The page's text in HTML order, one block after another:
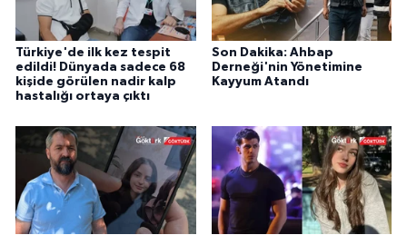
Türkiye'de ilk kez tespit
edildi! Dünyada sadece 68
kişide görülen nadir kalp
hastalığı ortaya çıktı
Son Dakika: Ahbap
Derneği'nin Yönetimine
Kayyum Atandı